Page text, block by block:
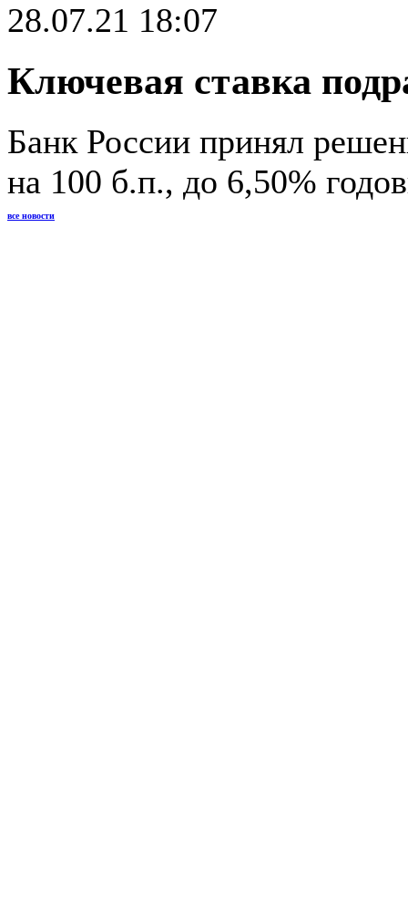
28.07.21 18:07
Ключевая ставка
Банк России принял
на 100 б.п., до 6,50%
все новости